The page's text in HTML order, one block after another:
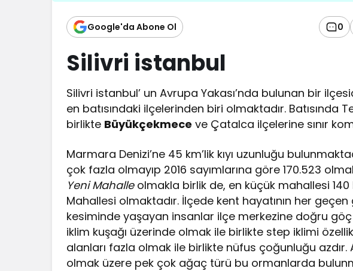
Google'da Abone Ol 0
Silivri istanbul
Silivri istanbul’ un Avrupa Yakası’nda bulunan bir
en batısındaki ilçelerinden biri olmaktadır. Batısında
birlikte Büyükçekmece ve Çatalca ilçelerine sınır
Marmara Denizi’ne 45 km’lik kıyı uzunluğu
çok fazla olmayıp 2016 sayımlarına göre 170.523
Yeni Mahalleolmakla birlik de, en küçük mahallesi 140
Mahallesi olmaktadır. İlçede kent hayatının her
kesiminde yaşayan insanlar ilçe merkezine doğru göç
iklim kuşağı üzerinde olmak ile birlikte step iklimi
alanları fazla olmak ile birlikte nüfus çoğunluğu azdır.
olmak üzere pek çok ağaç türü bu ormanlarda